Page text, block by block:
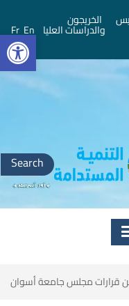
الخريجون
والدراسات العليا En
Fr
Search
for:
ضمن قرارات مجلس جامعة أسوان